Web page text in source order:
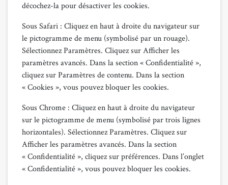
décochez-la pour désactiver les cookies.
Sous Safari : Cliquez en haut à droite du navigateur sur
le pictogramme de menu (symbolisé par un rouage).
Sélectionnez Paramètres. Cliquez sur Afficher les
paramètres avancés. Dans la section « Confidentialité »,
cliquez sur Paramètres de contenu. Dans la section
« Cookies », vous pouvez bloquer les cookies.
Sous Chrome : Cliquez en haut à droite du navigateur
sur le pictogramme de menu (symbolisé par trois lignes
horizontales). Sélectionnez Paramètres. Cliquez sur
Afficher les paramètres avancés. Dans la section
« Confidentialité », cliquez sur préférences. Dans l’onglet
« Confidentialité », vous pouvez bloquer les cookies.